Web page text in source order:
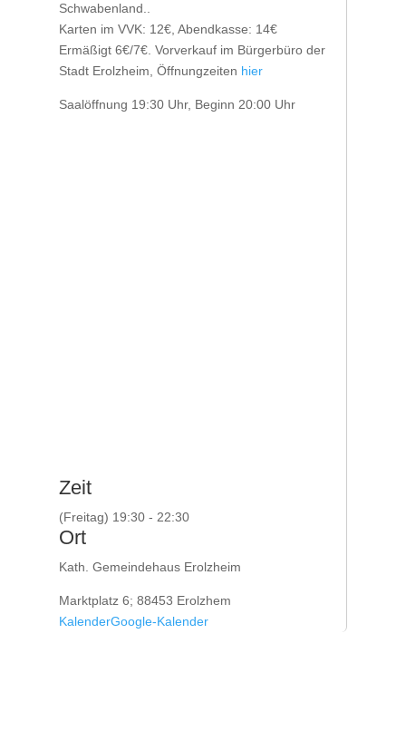
Schwabenland..
Karten im VVK: 12€, Abendkasse: 14€
Ermäßigt 6€/7€. Vorverkauf im Bürgerbüro der
Stadt Erolzheim, Öffnungzeiten hier
Saalöffnung 19:30 Uhr, Beginn 20:00 Uhr
Zeit
(Freitag) 19:30 - 22:30
Ort
Kath. Gemeindehaus Erolzheim
Marktplatz 6; 88453 Erolzhem
KalenderGoogle-Kalender